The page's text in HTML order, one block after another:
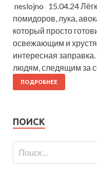
neslojno 15.04.24
помидоров, лука,
который просто
освежающим и
интересная
людям, следящим за
ПОДРОБНЕЕ
ПОИСК